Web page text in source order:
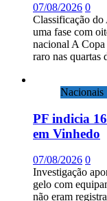
07/08/2026 0
Classificação
uma fase com
nacional A
raro nas quartas
Nacionais
PF indicia
em Vinhedo
07/08/2026 0
Investigação
gelo com
não eram